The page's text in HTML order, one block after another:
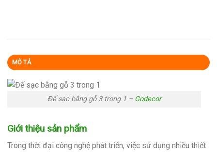
MÔ TẢ
Đế sạc bằng gỗ 3 trong 1 – Godecor
Giới thiệu sản phẩm
Trong thời đại công nghệ phát triển, việc sử dụng nhiều thiết